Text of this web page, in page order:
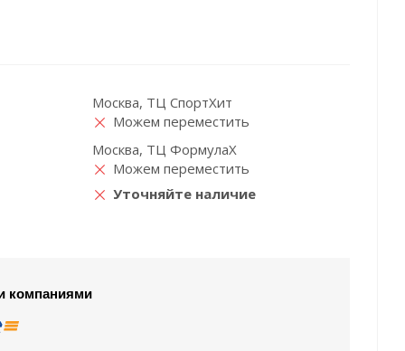
Москва, ТЦ СпортХит
Можем переместить
Москва, ТЦ ФормулаХ
Можем переместить
Уточняйте наличие
компаниями